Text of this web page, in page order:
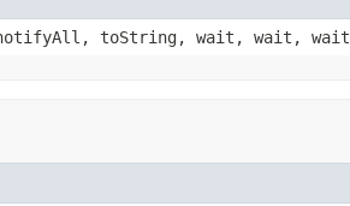
notifyAll, toString, wait, wait, wait